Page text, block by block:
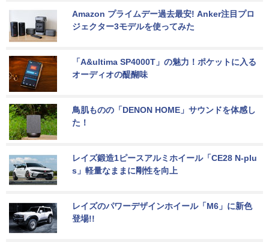
Amazon プライムデー過去最安! Anker注目プロ
ジェクター3モデルを使ってみた
「A&ultima SP4000T」の魅力！ポケットに入る
オーディオの醍醐味
鳥肌ものの「DENON HOME」サウンドを体感し
た！
レイズ鍛造1ピースアルミホイール「CE28 N-plu
s」軽量なままに剛性を向上
レイズのパワーデザインホイール「M6」に新色
登場!!